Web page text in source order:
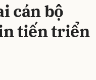
cán bộ
tiến triển